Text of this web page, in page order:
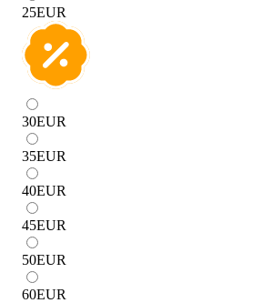
25EUR
30EUR
35EUR
40EUR
45EUR
50EUR
60EUR